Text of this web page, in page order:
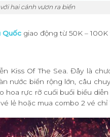
hai cánh vươn ra biển
Quốc giao động từ 50K –
Kiss Of The Sea. Đây là
nước biển rộng lớn, câu
rực rỡ cuối buổi biểu
lẻ hoặc mua combo 2 vé chỉ